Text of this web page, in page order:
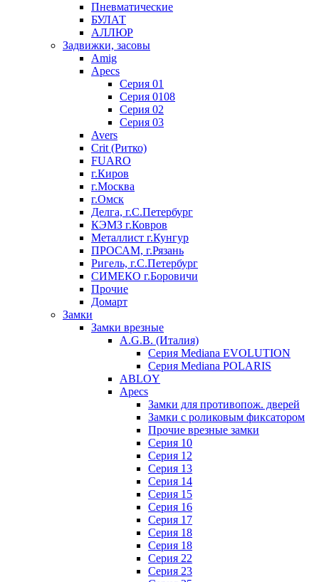
Пневматические
БУЛАТ
АЛЛЮР
Задвижки, засовы
Amig
Apecs
Серия 01
Серия 0108
Серия 02
Серия 03
Avers
Crit (Ритко)
FUARO
г.Киров
г.Москва
г.Омск
Делга, г.С.Петербург
КЭМЗ г.Ковров
Металлист г.Кунгур
ПРОСАМ, г.Рязань
Ригель, г.С.Петербург
СИМЕКО г.Боровичи
Прочие
Домарт
Замки
Замки врезные
A.G.B. (Италия)
Серия Mediana EVOLUTION
Серия Mediana POLARIS
ABLOY
Apecs
Замки для противопож. дверей
Замки с роликовым фиксатором
Прочие врезные замки
Серия 10
Серия 12
Серия 13
Серия 14
Серия 15
Серия 16
Серия 17
Серия 18
Серия 18
Серия 22
Серия 23